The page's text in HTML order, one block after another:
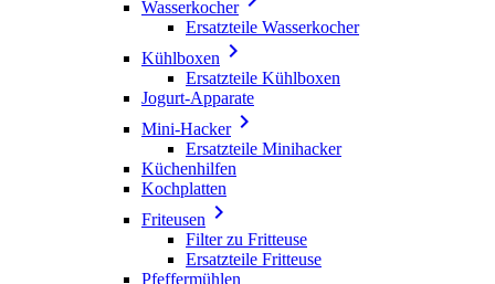
Wasserkocher
Ersatzteile Wasserkocher
Kühlboxen 
Ersatzteile Kühlboxen
Jogurt-Apparate
Mini-Hacker
Ersatzteile Minihacker
Küchenhilfen
Kochplatten
Friteusen 
Filter zu Fritteuse
Ersatzteile Fritteuse
Pfeffermühlen